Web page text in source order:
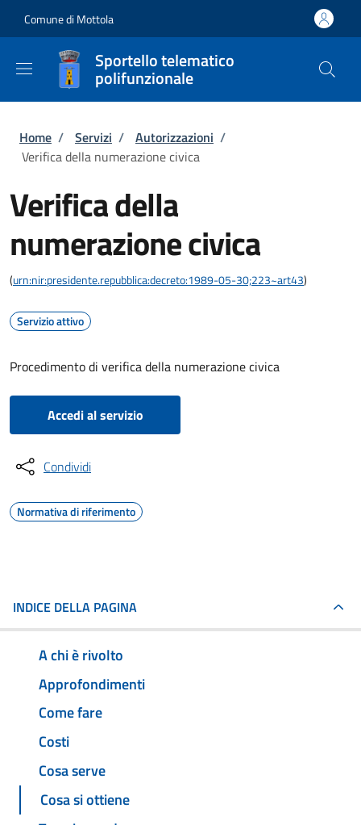
Comune di Mottola
Sportello telematico
polifunzionale
Briciole di pane
Home / Servizi / Autorizzazioni /
Verifica della numerazione civica
Verifica della
numerazione civica
(urn:nir:presidente.repubblica:decreto:1989-05-30;223~art43)
Servizio attivo
Procedimento di verifica della numerazione civica
Accedi al servizio
Condividi
Normativa di riferimento
INDICE DELLA PAGINA
A chi è rivolto
Approfondimenti
Come fare
Costi
Cosa serve
Cosa si ottiene